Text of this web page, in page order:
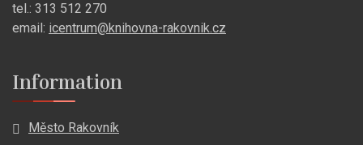
tel.: 313 512 270
email: icentrum@knihovna-rakovnik.cz
Information
Město Rakovník